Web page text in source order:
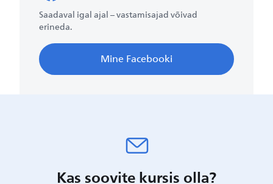
Saadaval igal ajal – vastamisajad võivad
erineda.
Mine Facebooki
Kas soovite kursis olla?